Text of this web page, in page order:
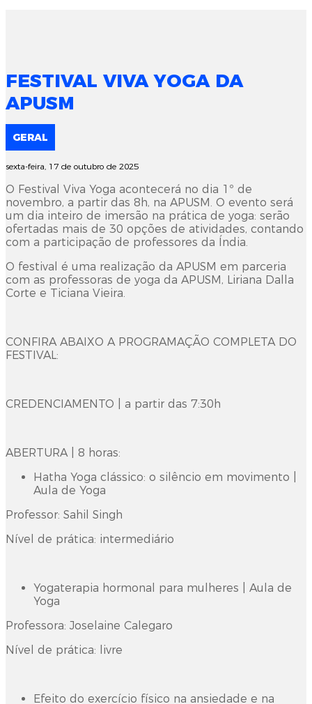
FESTIVAL VIVA YOGA DA
APUSM
GERAL
sexta-feira, 17 de outubro de 2025
O Festival Viva Yoga acontecerá no dia 1º de
novembro, a partir das 8h, na APUSM. O evento será
um dia inteiro de imersão na prática de yoga: serão
ofertadas mais de 30 opções de atividades, contando
com a participação de professores da Índia.
O festival é uma realização da APUSM em parceria
com as professoras de yoga da APUSM, Liriana Dalla
Corte e Ticiana Vieira.
CONFIRA ABAIXO A PROGRAMAÇÃO COMPLETA DO
FESTIVAL:
CREDENCIAMENTO | a partir das 7:30h
ABERTURA | 8 horas:
Hatha Yoga clássico: o silêncio em movimento |
Aula de Yoga
Professor: Sahil Singh
Nível de prática: intermediário
Yogaterapia hormonal para mulheres | Aula de
Yoga
Professora: Joselaine Calegaro
Nível de prática: livre
Efeito do exercício físico na ansiedade e na